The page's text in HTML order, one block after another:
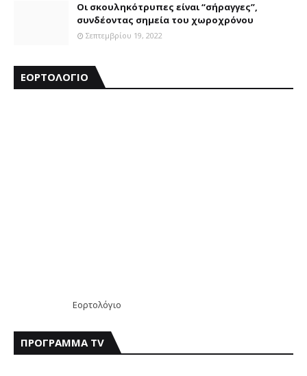
Οι σκουληκότρυπες είναι “σήραγγες”,
συνδέοντας σημεία του χωροχρόνου
Σεπτεμβρίου 19, 2022
ΕΟΡΤΟΛΟΓΙΟ
Εορτολόγιο
ΠΡΟΓΡΑΜΜΑ TV